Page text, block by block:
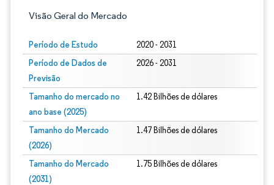
Visão Geral do Mercado
Período de Estudo 2020 - 2031
Período de Dados de
Previsão
2026 - 2031
Tamanho do mercado no
ano base (2025)
1.42 Bilhões de dólares
Tamanho do Mercado
(2026)
1.47 Bilhões de dólares
Tamanho do Mercado
(2031)
1.75 Bilhões de dólares